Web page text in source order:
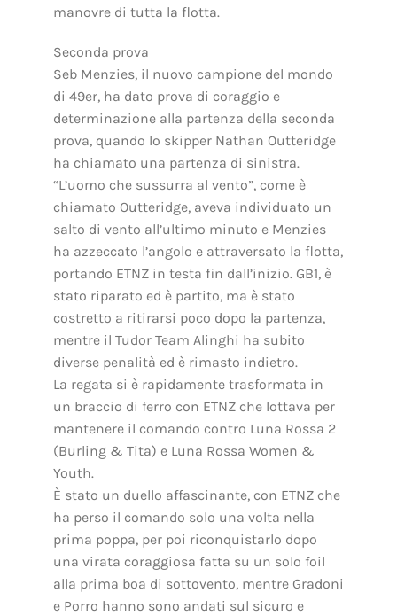
manovre di tutta la flotta.
Seconda prova
Seb Menzies, il nuovo campione del mondo
di 49er, ha dato prova di coraggio e
determinazione alla partenza della seconda
prova, quando lo skipper Nathan Outteridge
ha chiamato una partenza di sinistra.
“L’uomo che sussurra al vento”, come è
chiamato Outteridge, aveva individuato un
salto di vento all’ultimo minuto e Menzies
ha azzeccato l’angolo e attraversato la flotta,
portando ETNZ in testa fin dall’inizio. GB1, è
stato riparato ed è partito, ma è stato
costretto a ritirarsi poco dopo la partenza,
mentre il Tudor Team Alinghi ha subito
diverse penalità ed è rimasto indietro.
La regata si è rapidamente trasformata in
un braccio di ferro con ETNZ che lottava per
mantenere il comando contro Luna Rossa 2
(Burling & Tita) e Luna Rossa Women &
Youth.
È stato un duello affascinante, con ETNZ che
ha perso il comando solo una volta nella
prima poppa, per poi riconquistarlo dopo
una virata coraggiosa fatta su un solo foil
alla prima boa di sottovento, mentre Gradoni
e Porro hanno sono andati sul sicuro e